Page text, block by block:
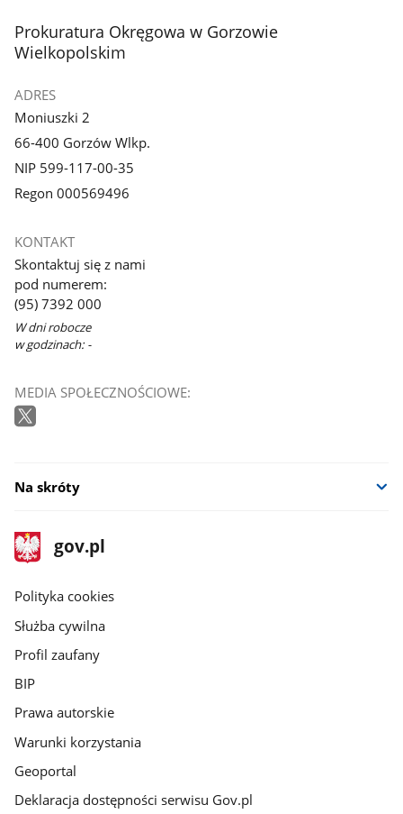
stopka
Prokuratura Okręgowa w Gorzowie
Wielkopolskim
ADRES
Moniuszki 2
66-400 Gorzów Wlkp.
NIP 599-117-00-35
Regon 000569496
KONTAKT
Skontaktuj się z nami
pod numerem:
(95) 7392 000
W dni robocze
w godzinach: -
MEDIA SPOŁECZNOŚCIOWE:
Na skróty
stopka
gov.pl
Strona
gov.pl
gov.pl
Polityka cookies
Służba cywilna
Profil zaufany
BIP
Prawa autorskie
Warunki korzystania
Geoportal
Deklaracja dostępności serwisu Gov.pl